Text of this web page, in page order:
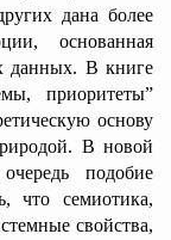
дана более
основанная
данных. В книге
приоритеты”
основу
В новой
подобие
что семиотика,
свойства,